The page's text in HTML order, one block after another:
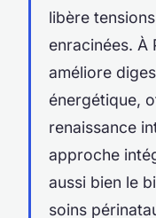
libère
enracinées. À
améliore
énergétique,
renaissance
approche
aussi bien le
soins